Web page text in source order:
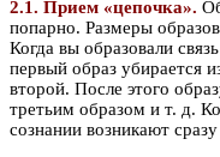
2.1. Прием «цепочка».
попарно. Размеры
Когда вы образовали
первый образ убирается
второй. После этого
третьим образом и т. д.
сознании возникают